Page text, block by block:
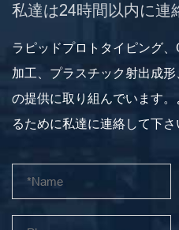
私達は24時間以内に連
ラピッドプロトタイピング
加工、プラスチック射出成
の提供に取り組んでいます
るために私達に連絡して下さ